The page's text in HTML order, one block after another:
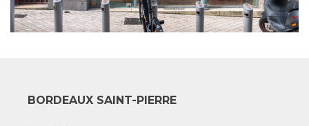
BORDEAUX SAINT-PIERRE